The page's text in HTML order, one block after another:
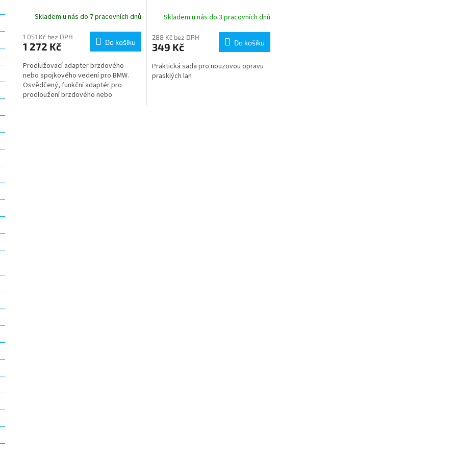
Skladem u nás do 7 pracovních dnů
1 051 Kč bez DPH
1 272 Kč Do košíku
Prodlužovací adapter brzdového
nebo spojkového vedení pro BMW.
Osvědčený, funkční adaptér pro
prodloužení brzdového nebo
Skladem u nás do 3 pracovních dnů
288 Kč bez DPH
349 Kč Do košíku
Praktická sada pro nouzovou opravu
prasklých lan